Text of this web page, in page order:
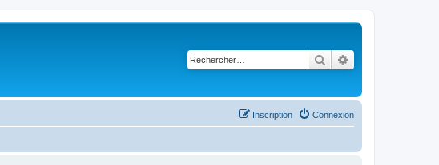
Rechercher
Connexion
Inscription